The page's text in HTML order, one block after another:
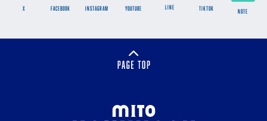
X FACEBOOK INSTAGRAM YOUTUBE LINE TikTok NOTE